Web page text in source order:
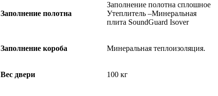
Заполнение полотна
Заполнение полотна сплошное
Утеплитель –Минеральная
плита SoundGuard Isover
Заполнение короба Минеральная теплоизоляция.
Вес двери 100 кг